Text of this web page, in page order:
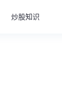
炒股知识